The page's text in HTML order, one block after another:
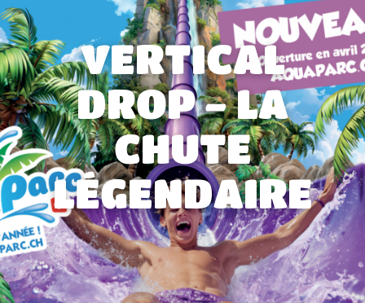
VERTICAL
DROP - LA
CHUTE
LÉGENDAIRE